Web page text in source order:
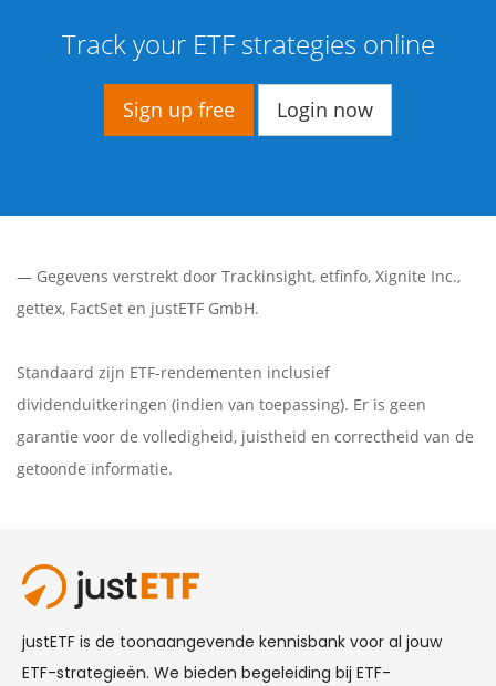
Track your ETF strategies online
Sign up free Login now
— Gegevens verstrekt door Trackinsight, etfinfo, Xignite Inc.,
gettex, FactSet en justETF GmbH.
Standaard zijn ETF-rendementen inclusief
dividenduitkeringen (indien van toepassing). Er is geen
garantie voor de volledigheid, juistheid en correctheid van de
getoonde informatie.